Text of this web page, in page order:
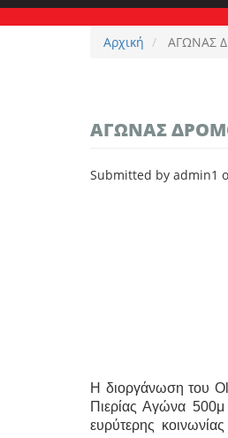
Αρχική
ΑΓΩΝΑΣ
ΑΓΩΝΑΣ
Submitted by admin1
Η διοργάνωση του
Πιερίας Αγώνα
ευρύτερης